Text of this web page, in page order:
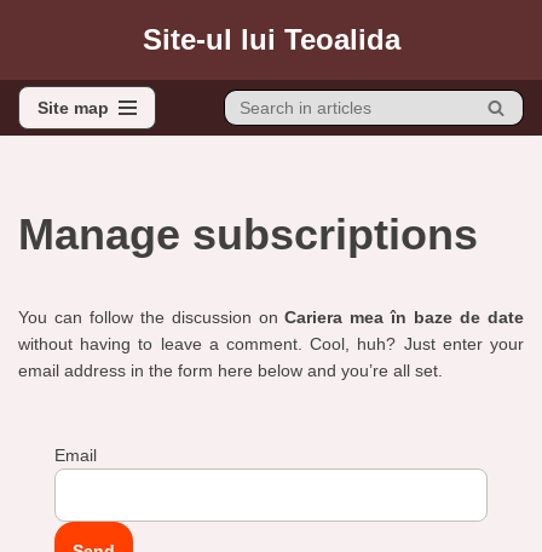
la
conținut
Site-ul lui Teoalida
Site map
Manage subscriptions
You can follow the discussion onCariera mea în baze de date
without having to leave a comment. Cool, huh? Just enter your
email address in the form here below and you’re all set.
Email